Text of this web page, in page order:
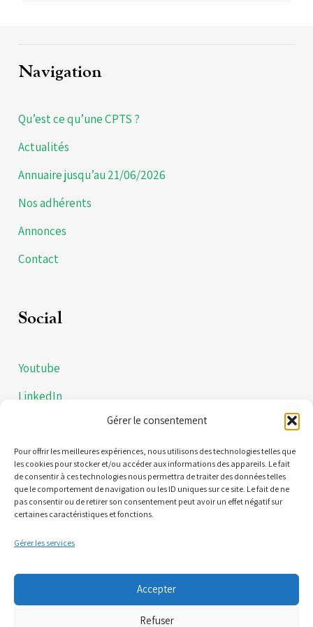
Gérer le consentement
Pour offrir les meilleures expériences, nous utilisons des technologies telles que
les cookies pour stocker et/ou accéder aux informations des appareils. Le fait
de consentir à ces technologies nous permettra de traiter des données telles
que le comportement de navigation ou les ID uniques sur ce site. Le fait de ne
pas consentir ou de retirer son consentement peut avoir un effet négatif sur
certaines caractéristiques et fonctions.
Gérer les services
Accepter
Refuser
Navigation
Qu’est ce qu’une CPTS ?
Actualités
Annuaire jusqu’au 21/06/2026
Nos adhérents
Annonces
Contact
Social
Youtube
LinkedIn
Politiques de confidentialités
Mentions légales
(Nous ne sommes pas une plateforme de RDV)